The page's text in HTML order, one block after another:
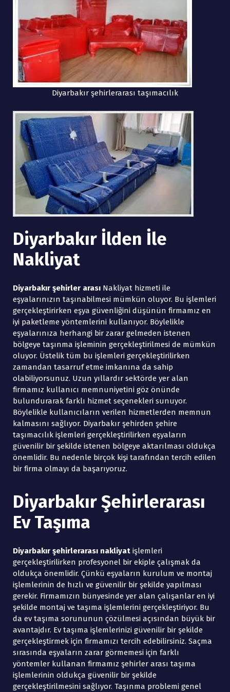
Diyarbakır şehirlerarası taşımacılık
Diyarbakır İlden İle
Nakliyat
Diyarbakır şehirler arası Nakliyat hizmeti ile
eşyalarınızın taşınabilmesi mümkün oluyor. Bu işlemleri
gerçekleştirirken eşya güvenliğini düşünün firmamız en
iyi paketleme yöntemlerini kullanıyor. Böylelikle
eşyalarınıza herhangi bir zarar gelmeden istenen
bölgeye taşınma işleminin gerçekleştirilmesi de mümkün
oluyor. Üstelik tüm bu işlemleri gerçekleştirilirken
zamandan tasarruf etme imkanına da sahip
olabiliyorsunuz. Uzun yıllardır sektörde yer alan
firmamız kullanıcı memnuniyetini göz önünde
bulundurarak farklı hizmet seçenekleri sunuyor.
Böylelikle kullanıcıların verilen hizmetlerden memnun
kalmasını sağlıyor. Diyarbakır şehirden şehire
taşımacılık işlemleri gerçekleştirilirken eşyaların
güvenilir bir şekilde istenen bölgeye aktarılması oldukça
önemlidir. Bu nedenle birçok kişi tarafından tercih edilen
bir firma olmayı da başarıyoruz.
Diyarbakır Şehirlerarası
Ev Taşıma
Diyarbakır şehirlerarası nakliyat işlemleri
gerçekleştirilirken profesyonel bir ekiple çalışmak da
oldukça önemlidir. Çünkü eşyaların kurulum ve montaj
işlemlerinin de hızlı ve güvenilir bir şekilde yapılması
gerekir. Firmamızın bünyesinde yer alan çalışanlar en iyi
şekilde montaj ve taşıma işlemlerini gerçekleştiriyor. Bu
da ev taşıma sorununun çözülmesi açısından büyük bir
avantajdır. Ev taşıma işlemlerinizi güvenilir bir şekilde
gerçekleştirmek için firmamızı tercih edebilirsiniz. Saçma
sırasında eşyaların zarar görmemesi için farklı
yöntemler kullanan firmamız şehirler arası taşıma
işlemlerinin oldukça güvenilir bir şekilde
gerçekleştirilmesini sağlıyor. Taşınma problemi genel